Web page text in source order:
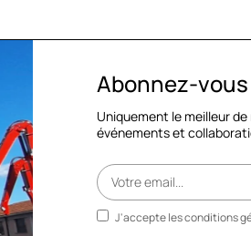
Abonnez-
Uniquement le meilleur
événements et
J'accepte les conditions